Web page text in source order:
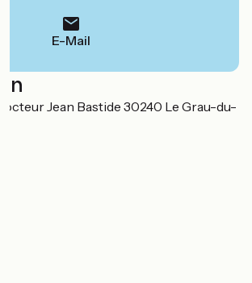
E-Mail
Jean Bastide 30240 Le Grau-du-